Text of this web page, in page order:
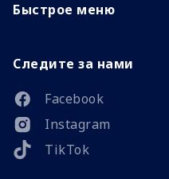
Быстрое меню
Следите за нами
Facebook
Instagram
TikTok